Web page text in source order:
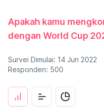
Apakah kamu
dengan World Cup
Survei Dimulai: 14 Jun 2022
Responden: 500